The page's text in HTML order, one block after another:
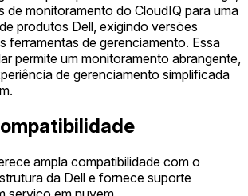
de monitoramento do CloudIQ para uma
produtos Dell, exigindo versões
ferramentas de gerenciamento. Essa
permite um monitoramento abrangente,
de gerenciamento simplificada
ampla compatibilidade com o
da Dell e fornece suporte